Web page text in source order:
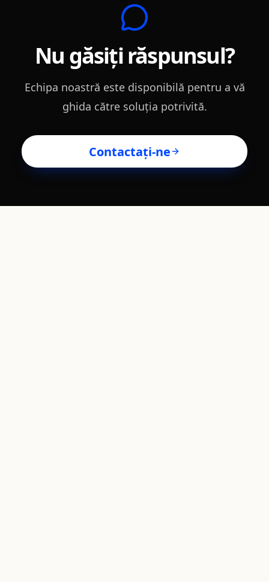
Nu găsiți răspunsul?
Echipa noastră este disponibilă pentru a vă
ghida către soluția potrivită.
Contactați-ne